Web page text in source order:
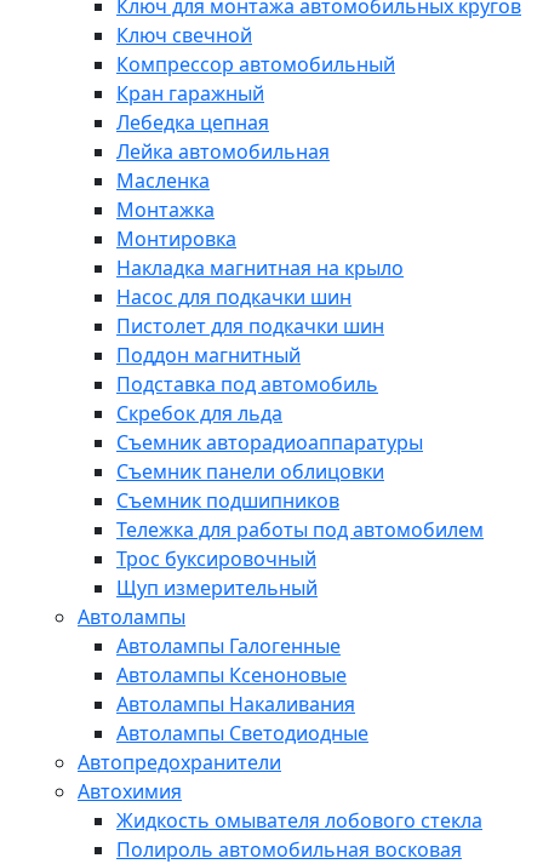
Ключ для монтажа автомобильных кругов
Ключ свечной
Компрессор автомобильный
Кран гаражный
Лебедка цепная
Лейка автомобильная
Масленка
Монтажка
Монтировка
Накладка магнитная на крыло
Насос для подкачки шин
Пистолет для подкачки шин
Поддон магнитный
Подставка под автомобиль
Скребок для льда
Съемник авторадиоаппаратуры
Съемник панели облицовки
Съемник подшипников
Тележка для работы под автомобилем
Трос буксировочный
Щуп измерительный
Автолампы
Автолампы Галогенные
Автолампы Ксеноновые
Автолампы Накаливания
Автолампы Светодиодные
Автопредохранители
Автохимия
Жидкость омывателя лобового стекла
Полироль автомобильная восковая